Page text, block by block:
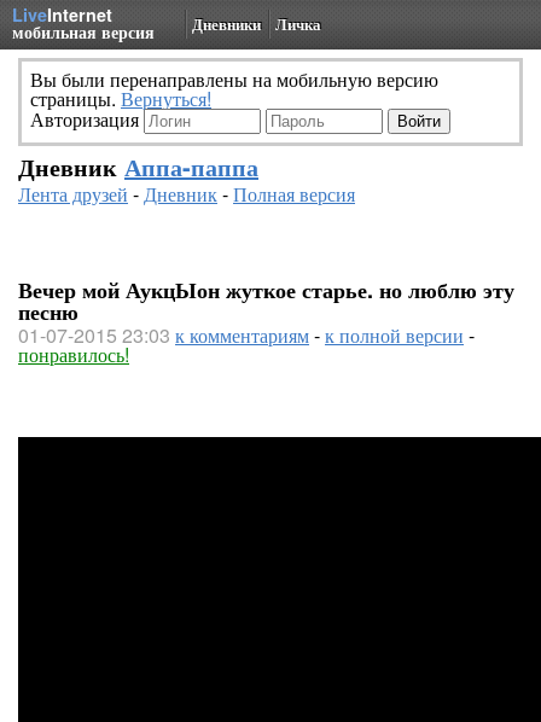
LiveInternet
мобильная версия Дневники Личка
Вы были перенаправлены на мобильную версию
страницы. Вернуться!
Авторизация
Дневник Аппа-паппа
Лента друзей -Дневник-Полная версия
Вечер мой АукцЫон жуткое старье. но люблю эту
песню
01-07-2015 23:03 к комментариям-к полной версии -
понравилось!